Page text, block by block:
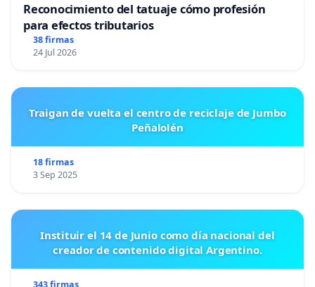
Reconocimiento del tatuaje cómo profesión
para efectos tributarios
38 firmas
24 Jul 2026
Traigan de vuelta el centro de reciclaje de Jumbo
Peñalolén
18 firmas
3 Sep 2025
Instituir el 14 de Junio como día nacional del
creador de contenido digital Argentino.
343 firmas